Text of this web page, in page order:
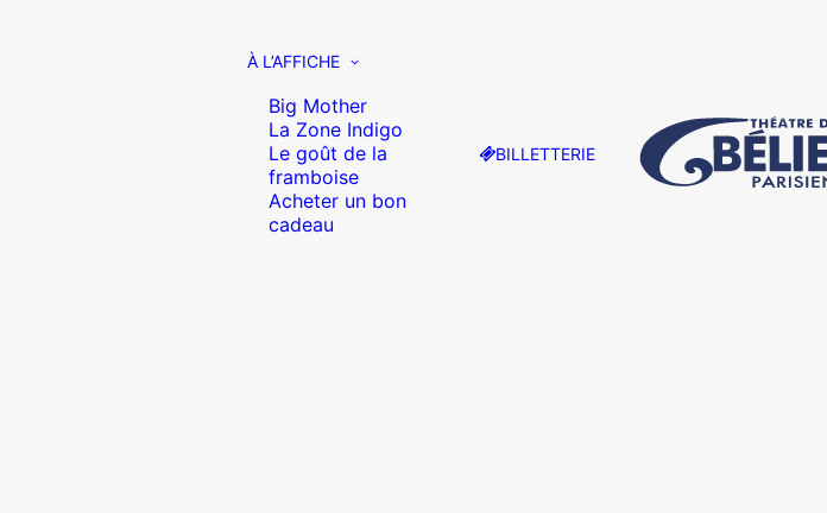
À L’AFFICHE
Big Mother
La Zone Indigo
Le goût de la
framboise
Acheter un bon
cadeau
BILLETTERIE